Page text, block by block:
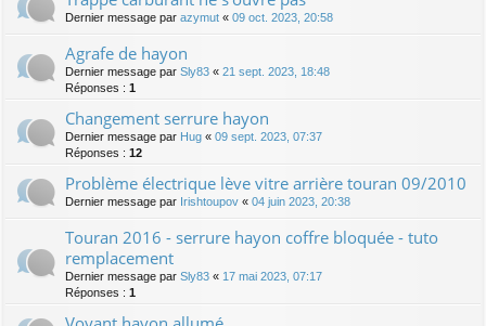
Dernier message par azymut « 09 oct. 2023, 20:58
Agrafe de hayon
Dernier message par Sly83 « 21 sept. 2023, 18:48
Réponses : 1
Changement serrure hayon
Dernier message par Hug « 09 sept. 2023, 07:37
Réponses : 12
Problème électrique lève vitre arrière touran 09/2010
Dernier message par Irishtoupov « 04 juin 2023, 20:38
Touran 2016 - serrure hayon coffre bloquée - tuto
remplacement
Dernier message par Sly83 « 17 mai 2023, 07:17
Réponses : 1